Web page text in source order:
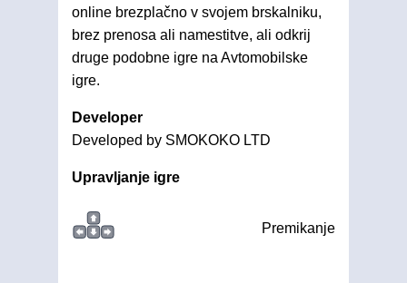
online brezplačno v svojem brskalniku,
brez prenosa ali namestitve, ali odkrij
druge podobne igre na Avtomobilske
igre.
Developer
Developed by SMOKOKO LTD
Upravljanje igre
Premikanje